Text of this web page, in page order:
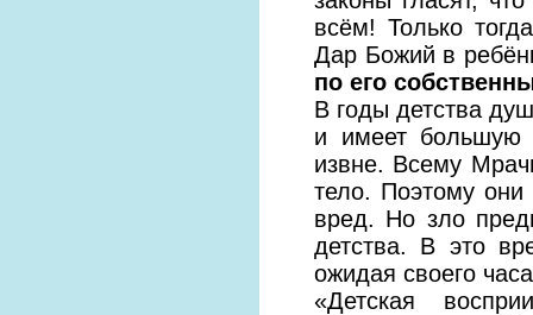
всём! Только
Дар Божий в
по его
В годы детства
и имеет большую
извне. Всему
тело. Поэтому они
вред. Но зло
детства. В это
ожидая своего
«Детская